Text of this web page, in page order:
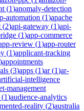
(1)anomaly-detection
automation (1)apache
(2)api-gateway (1)api-
(1)app-commerce
review (1)app-router
(1)applicant-tracking
)appointments
(3)apps (1)ar(1)ar-
intelligence
management
(1)audience-analytics
reality (2)australia